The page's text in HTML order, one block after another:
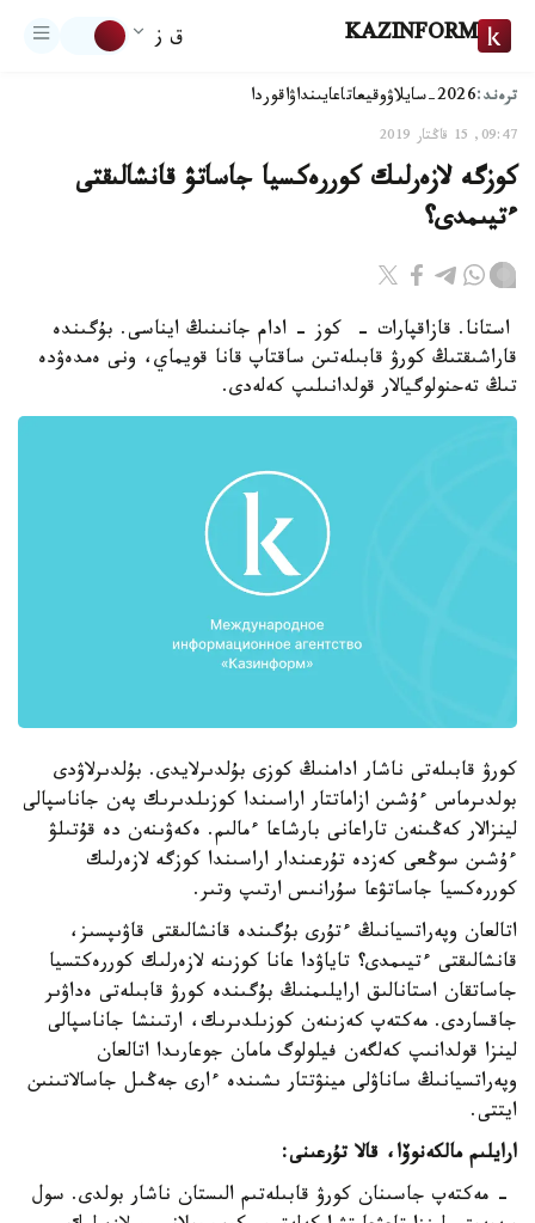
KAZINFORM ق ز
ترەند:2026-سايلاۋ وقيعاتاعايىنداۋاقوردا
09:47, 15 قاڭتار 2019
كوزگە لازەرلىك كوررەكسيا جاساتۋ قانشالىقتى
ءتيىمدى؟
استانا. قازاقپارات - كوز - ادام جانىنىڭ ايناسى. بۇگىندە
قاراشىقتىڭ كورۋ قابىلەتىن ساقتاپ قانا قويماي، ونى ەمدەۋدە
تىڭ تەحنولوگيالار قولدانىلىپ كەلەدى.
كورۋ قابىلەتى ناشار ادامنىڭ كوزى بۇلدىرلايدى. بۇلدىرلاۋدى
بولدىرماس ءۇشىن ازاماتتار اراسىندا كوزىلدىرىك پەن جاناسپالى
لينزالار كەڭىنەن تاراعانى بارشاعا ءمالىم. ەكەۋىنەن دە قۇتىلۋ
ءۇشىن سوڭعى كەزدە تۇرعىندار اراسىندا كوزگە لازەرلىك
كوررەكسيا جاساتۋعا سۇرانىس ارتىپ وتىر.
اتالعان وپەراتسيانىڭ ءتۇرى بۇگىندە قانشالىقتى قاۋىپسىز،
قانشالىقتى ءتيىمدى؟ تاياۋدا عانا كوزىنە لازەرلىك كوررەكتسيا
جاساتقان استانالىق ارايلىمنىڭ بۇگىندە كورۋ قابىلەتى ەداۋىر
جاقساردى. مەكتەپ كەزىنەن كوزىلدىرىك، ارتىنشا جاناسپالى
لينزا قولدانىپ كەلگەن فيلولوگ مامان جوعارىدا اتالعان
وپەراتسيانىڭ ساناۋلى مينۋتتار ىشىندە ءارى جەڭىل جاسالاتىنىن
ايتتى.
ارايلىم مالكەنوۆا، قالا تۇرعىنى:
- مەكتەپ جاسىنان كورۋ قابىلەتىم الىستان ناشار بولدى. سول